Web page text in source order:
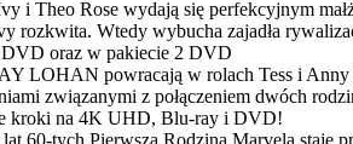
i Theo Rose wydają się perfekcyjnym
rozkwita. Wtedy wybucha zajadła
oraz w pakiecie 2 DVD
powracają w rolach Tess i Anny w
związanymi z połączeniem dwóch
kroki na 4K UHD, Blu-ray i DVD!
60-tych Pierwsza Rodzina Marvela staje